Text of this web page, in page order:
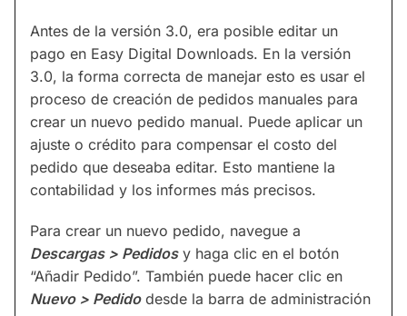
Antes de la versión 3.0, era posible editar un
pago en Easy Digital Downloads. En la versión
3.0, la forma correcta de manejar esto es usar el
proceso de creación de pedidos manuales para
crear un nuevo pedido manual. Puede aplicar un
ajuste o crédito para compensar el costo del
pedido que deseaba editar. Esto mantiene la
contabilidad y los informes más precisos.
Para crear un nuevo pedido, navegue a
Descargas > Pedidosy haga clic en el botón
“Añadir Pedido”. También puede hacer clic en
Nuevo > Pedidodesde la barra de administración